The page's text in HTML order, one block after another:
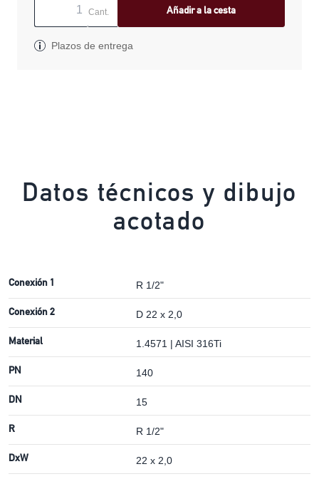
Cant. Añadir a la cesta
Plazos de entrega
Datos técnicos y dibujo
acotado
Conexión 1 R 1/2"
Conexión 2 D 22 x 2,0
Material 1.4571 | AISI 316Ti
PN 140
DN 15
R R 1/2"
DxW 22 x 2,0